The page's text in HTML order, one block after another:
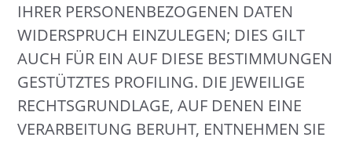
IHRER PERSONENBEZOGENEN DATEN
WIDERSPRUCH EINZULEGEN; DIES GILT
AUCH FÜR EIN AUF DIESE BESTIMMUNGEN
GESTÜTZTES PROFILING. DIE JEWEILIGE
RECHTSGRUNDLAGE, AUF DENEN EINE
VERARBEITUNG BERUHT, ENTNEHMEN SIE